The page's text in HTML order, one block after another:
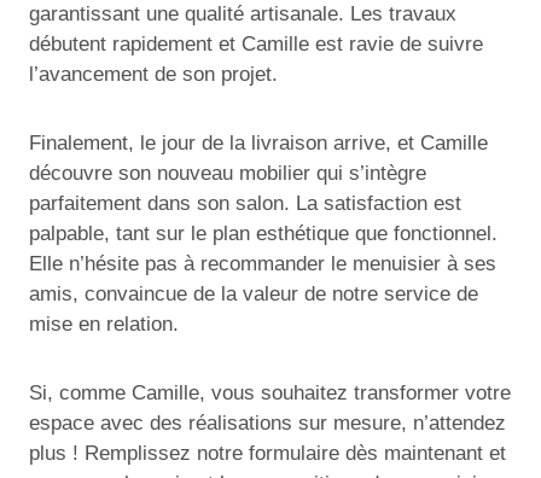
garantissant une qualité artisanale. Les travaux
débutent rapidement et Camille est ravie de suivre
l’avancement de son projet.
Finalement, le jour de la livraison arrive, et Camille
découvre son nouveau mobilier qui s’intègre
parfaitement dans son salon. La satisfaction est
palpable, tant sur le plan esthétique que fonctionnel.
Elle n’hésite pas à recommander le menuisier à ses
amis, convaincue de la valeur de notre service de
mise en relation.
Si, comme Camille, vous souhaitez transformer votre
espace avec des réalisations sur mesure, n’attendez
plus ! Remplissez notre formulaire dès maintenant et